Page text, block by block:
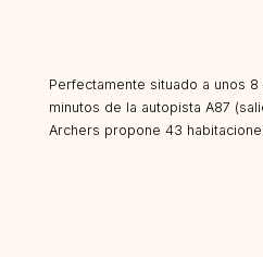
Perfectamente situado a unos
minutos de la autopista A87
Archers propone 43